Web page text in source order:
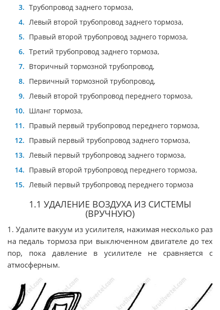
Трубопровод заднего тормоза,
Левый второй трубопровод заднего тормоза,
Правый второй трубопровод заднего тормоза,
Третий трубопровод заднего тормоза,
Вторичный тормозной трубопровод,
Первичный тормозной трубопровод,
Левый второй трубопровод переднего тормоза,
Шланг тормоза,
Правый первый трубопровод переднего тормоза,
Правый первый трубопровод заднего тормоза,
Левый первый трубопровод заднего тормоза,
Правый второй трубопровод переднего тормоза,
Левый первый трубопровод переднего тормоза
1.1 УДАЛЕНИЕ ВОЗДУХА ИЗ СИСТЕМЫ
(ВРУЧНУЮ)
1. Удалите вакуум из усилителя, нажимая несколько раз
на педаль тормоза при выключенном двигателе до тех
пор, пока давление в усилителе не сравняется с
атмосферным.